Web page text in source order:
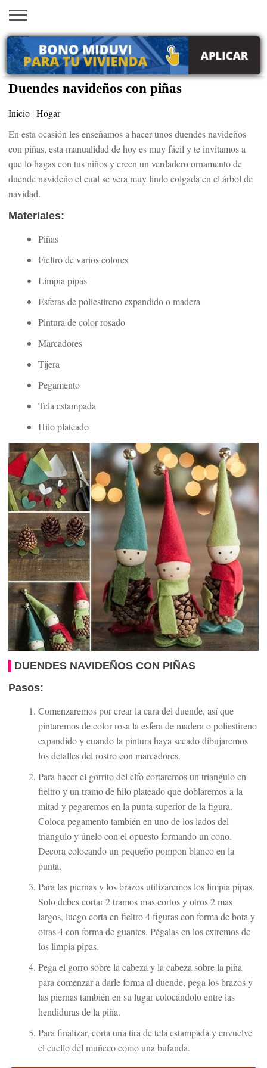
INICIO
AYUDAS
ECONÓMICAS
VACANTES
EN EEUU
SACA
TU
VISA
EMPLEOS
TRÁMITES
PRÉSTAMOS
CURSOS
HOGAR
BELLEZA
Duendes navideños con piñas
Inicio | Hogar
En esta ocasión les enseñamos a hacer unos duendes navideños
con piñas, esta manualidad de hoy es muy fácil y te invitamos a
que lo hagas con tus niños y creen un verdadero ornamento de
duende navideño el cual se vera muy lindo colgada en el árbol de
navidad.
Materiales:
Piñas
Fieltro de varios colores
Limpia pipas
Esferas de poliestireno expandido o madera
Pintura de color rosado
Marcadores
Tijera
Pegamento
Tela estampada
Hilo plateado
DUENDES NAVIDEÑOS CON PIÑAS
Pasos:
Comenzaremos por crear la cara del duende, así que
pintaremos de color rosa la esfera de madera o poliestireno
expandido y cuando la pintura haya secado dibujaremos
los detalles del rostro con marcadores.
Para hacer el gorrito del elfo cortaremos un triangulo en
fieltro y un tramo de hilo plateado que doblaremos a la
mitad y pegaremos en la punta superior de la figura.
Coloca pegamento también en uno de los lados del
triangulo y únelo con el opuesto formando un cono.
Decora colocando un pequeño pompon blanco en la
punta.
Para las piernas y los brazos utilizaremos los limpia pipas.
Solo debes cortar 2 tramos mas cortos y otros 2 mas
largos, luego corta en fieltro 4 figuras con forma de bota y
otras 4 con forma de guantes. Pégalas en los extremos de
los limpia pipas.
Pega el gorro sobre la cabeza y la cabeza sobre la piña
para comenzar a darle forma al duende, pega los brazos y
las piernas también en su lugar colocándolo entre las
hendiduras de la piña.
Para finalizar, corta una tira de tela estampada y envuelve
el cuello del muñeco como una bufanda.